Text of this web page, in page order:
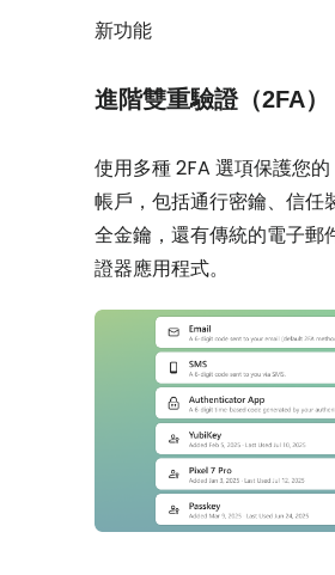
新功能
進階雙重驗證（2FA）
使用多種 2FA 選項保護您
帳戶，包括通行密鑰、信任
全金鑰，還有傳統的電子郵
證器應用程式。